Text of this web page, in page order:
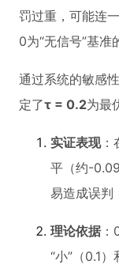
罚过重，可能连
0为“无信号”基准
通过系统的敏感
定了τ = 0.2为最
实证表现：
平（约-
易造成误判
理论依据
“小”（0.1